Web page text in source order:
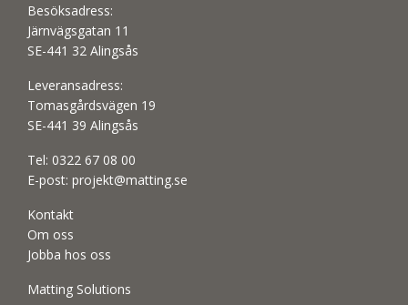
Besöksadress:
Järnvägsgatan 11
SE-441 32 Alingsås
Leveransadress:
Tomasgårdsvägen 19
SE-441 39 Alingsås
Tel: 0322 67 08 00
E-post: projekt@matting.se
Kontakt
Om oss
Jobba hos oss
Matting Solutions